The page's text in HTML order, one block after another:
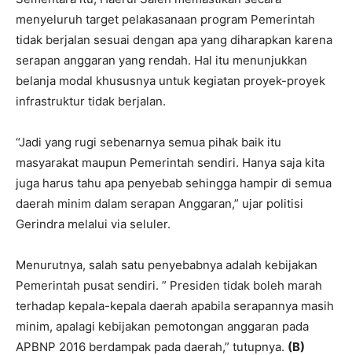
menyeluruh target pelakasanaan program Pemerintah
tidak berjalan sesuai dengan apa yang diharapkan karena
serapan anggaran yang rendah. Hal itu menunjukkan
belanja modal khususnya untuk kegiatan proyek-proyek
infrastruktur tidak berjalan.
“Jadi yang rugi sebenarnya semua pihak baik itu
masyarakat maupun Pemerintah sendiri. Hanya saja kita
juga harus tahu apa penyebab sehingga hampir di semua
daerah minim dalam serapan Anggaran,” ujar politisi
Gerindra melalui via seluler.
Menurutnya, salah satu penyebabnya adalah kebijakan
Pemerintah pusat sendiri. ” Presiden tidak boleh marah
terhadap kepala-kepala daerah apabila serapannya masih
minim, apalagi kebijakan pemotongan anggaran pada
APBNP 2016 berdampak pada daerah,” tutupnya. (B)